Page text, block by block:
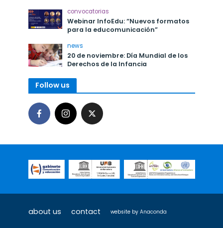
convocatorias
Webinar InfoEdu: “Nuevos formatos
para la educomunicación”
news
20 de noviembre: Día Mundial de los
Derechos de la Infancia
Follow us
about us contact website by Anaconda